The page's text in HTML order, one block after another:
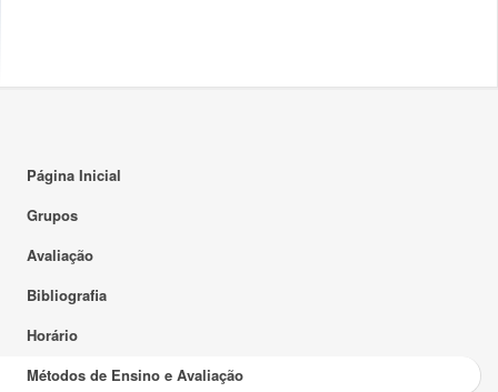
Página Inicial
Grupos
Avaliação
Bibliografia
Horário
Métodos de Ensino e Avaliação